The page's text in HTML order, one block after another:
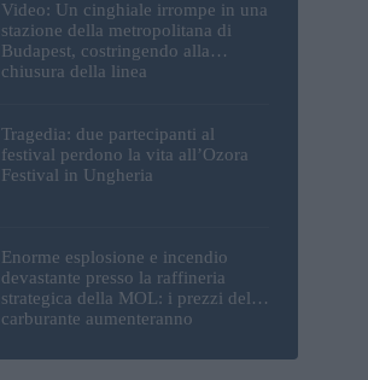
Video: Un cinghiale irrompe in una
stazione della metropolitana di
Budapest, costringendo alla
chiusura della linea
Tragedia: due partecipanti al
festival perdono la vita all’Ozora
Festival in Ungheria
Enorme esplosione e incendio
devastante presso la raffineria
strategica della MOL: i prezzi del
carburante aumenteranno